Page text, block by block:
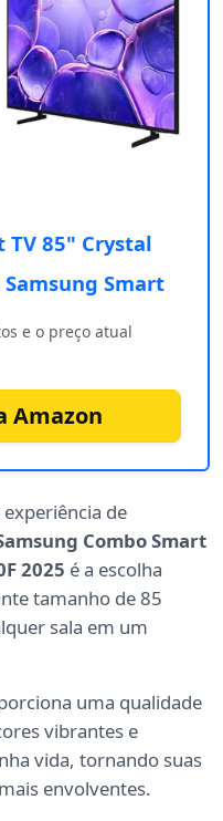
TV 85" Crystal
Samsung Smart
e o preço atual
Amazon
de
Combo Smart
2025 é a escolha
tamanho de 85
sala em um
uma qualidade
vibrantes e
vida, tornando suas
envolventes.